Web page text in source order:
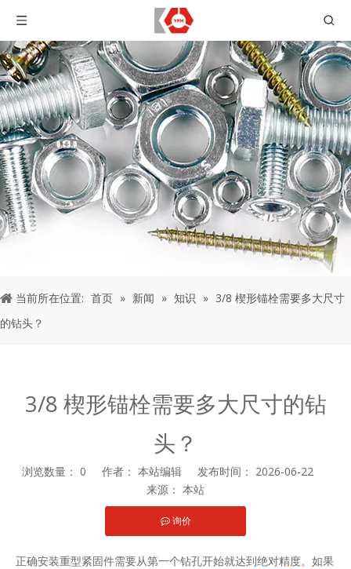
当前所在位置: 首页 » 新闻 » 知识 » 3/8 楔形锚栓需要多大尺寸
的钻头？
3/8 楔形锚栓需要多大尺寸的钻
头？
浏览数量： 0 作者： 本站编辑 发布时间： 2026-06-22
来源： 本站
询价
正确安装重型紧固件需要从第一个钻孔开始就达到绝对精度。如果